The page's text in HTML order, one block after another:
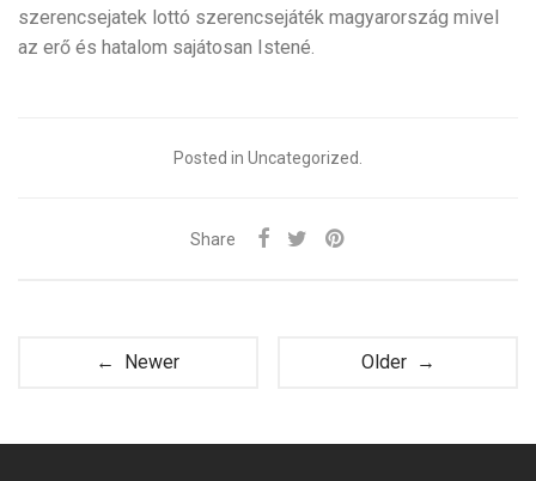
szerencsejatek lottó szerencsejáték magyarország mivel
az erő és hatalom sajátosan Istené.
Posted in Uncategorized.
Share
← Newer Older →